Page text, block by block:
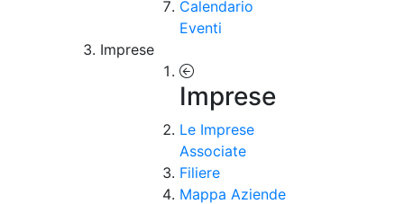
Calendario
Eventi
Imprese
Imprese
Le Imprese
Associate
Filiere
Mappa Aziende